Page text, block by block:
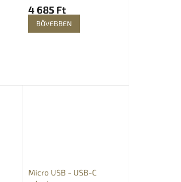
4 685 Ft
BŐVEBBEN
Micro USB - USB-C